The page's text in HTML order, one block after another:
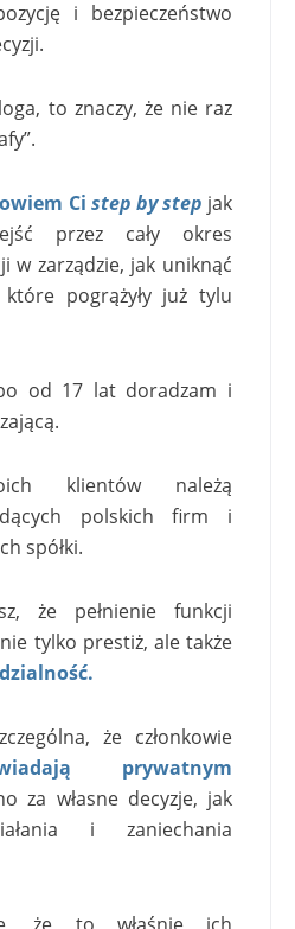
i bezpieczeństwo
to znaczy, że nie raz
Ci step by step jak
przez cały okres
w zarządzie, jak uniknąć
które pogrążyły już tylu
od 17 lat doradzam i
klientów należą
polskich firm i
spółki.
że pełnienie funkcji
tylko prestiż, ale także
że członkowie
prywatnym
za własne decyzje, jak
i zaniechania